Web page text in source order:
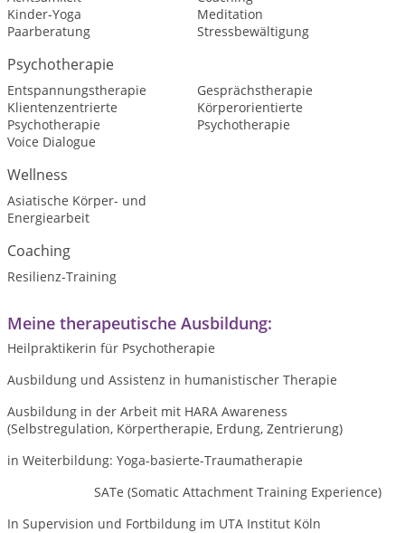
Kinder-Yoga
Meditation
Paarberatung
Stressbewältigung
Psychotherapie
Entspannungstherapie
Gesprächstherapie
Klientenzentrierte
Psychotherapie
Körperorientierte
Psychotherapie
Voice Dialogue
Wellness
Asiatische Körper- und
Energiearbeit
Coaching
Resilienz-Training
Meine therapeutische Ausbildung:
Heilpraktikerin für Psychotherapie
Ausbildung und Assistenz in humanistischer Therapie
Ausbildung in der Arbeit mit HARA Awareness
(Selbstregulation, Körpertherapie, Erdung, Zentrierung)
in Weiterbildung: Yoga-basierte-Traumatherapie
SATe (Somatic Attachment Training Experience)
In Supervision und Fortbildung im UTA Institut Köln